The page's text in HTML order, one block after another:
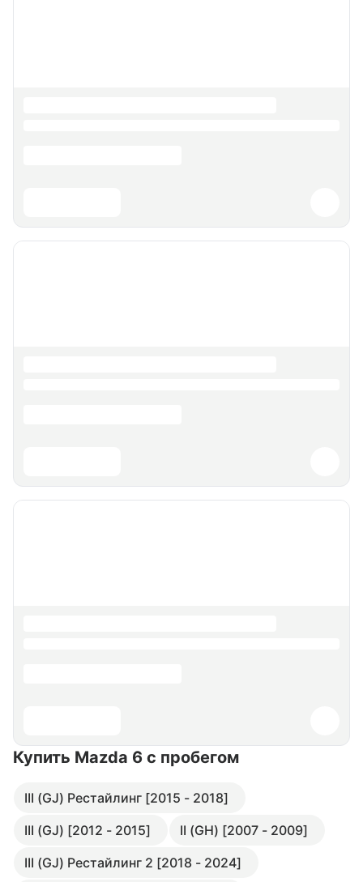
Купить Mazda 6 с пробегом
III (GJ) Рестайлинг [2015 - 2018]
III (GJ) [2012 - 2015]
II (GH) [2007 - 2009]
III (GJ) Рестайлинг 2 [2018 - 2024]